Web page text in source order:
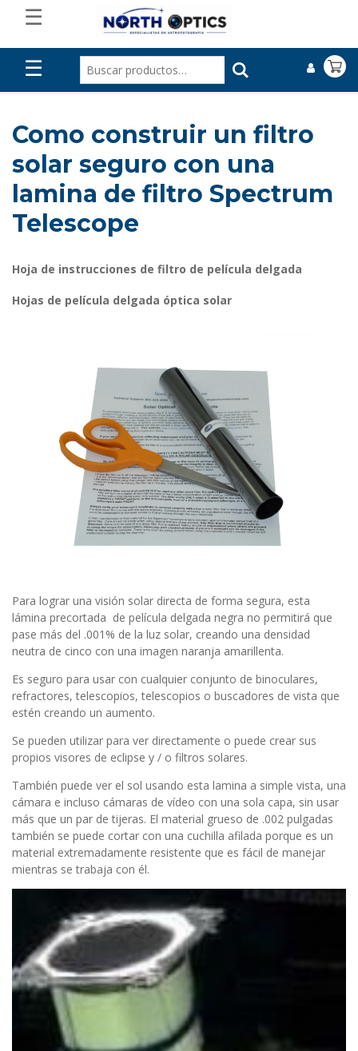
☰
☰
Como construir un filtro
solar seguro con una
lamina de filtro Spectrum
Telescope
Hoja de instrucciones de filtro de película delgada
Hojas de película delgada óptica solar
Para lograr una visión solar directa de forma segura, esta
lámina precortada de película delgada negra no permitirá que
pase más del .001% de la luz solar, creando una densidad
neutra de cinco con una imagen naranja amarillenta.
Es seguro para usar con cualquier conjunto de binoculares,
refractores, telescopios, telescopios o buscadores de vista que
estén creando un aumento.
Se pueden utilizar para ver directamente o puede crear sus
propios visores de eclipse y / o filtros solares.
También puede ver el sol usando esta lamina a simple vista, una
cámara e incluso cámaras de vídeo con una sola capa, sin usar
más que un par de tijeras. El material grueso de .002 pulgadas
también se puede cortar con una cuchilla afilada porque es un
material extremadamente resistente que es fácil de manejar
mientras se trabaja con él.